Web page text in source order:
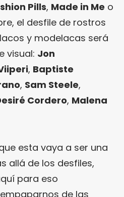
Pills, Made in Me o
el desfile de rostros
y modelacas será
visual: Jon
, Baptiste
, Sam Steele,
Cordero, Malena
esta vaya a ser una
allá de los desfiles,
para eso
de las